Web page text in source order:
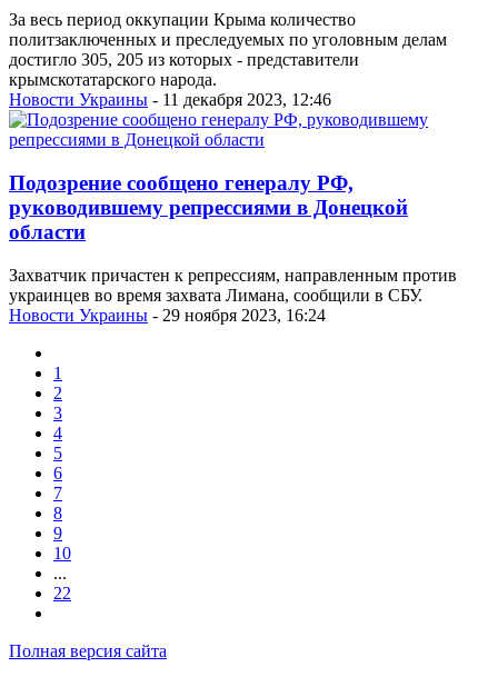
За весь период оккупации Крыма количество
политзаключенных и преследуемых по уголовным делам
достигло 305, 205 из которых - представители
крымскотатарского народа.
Новости Украины - 11 декабря 2023, 12:46
Подозрение сообщено генералу РФ,
руководившему репрессиями в Донецкой
области
Захватчик причастен к репрессиям, направленным против
украинцев во время захвата Лимана, сообщили в СБУ.
Новости Украины - 29 ноября 2023, 16:24
1
2
3
4
5
6
7
8
9
10
...
22
Полная версия сайта